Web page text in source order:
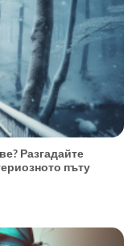
Разгадайте
пъту